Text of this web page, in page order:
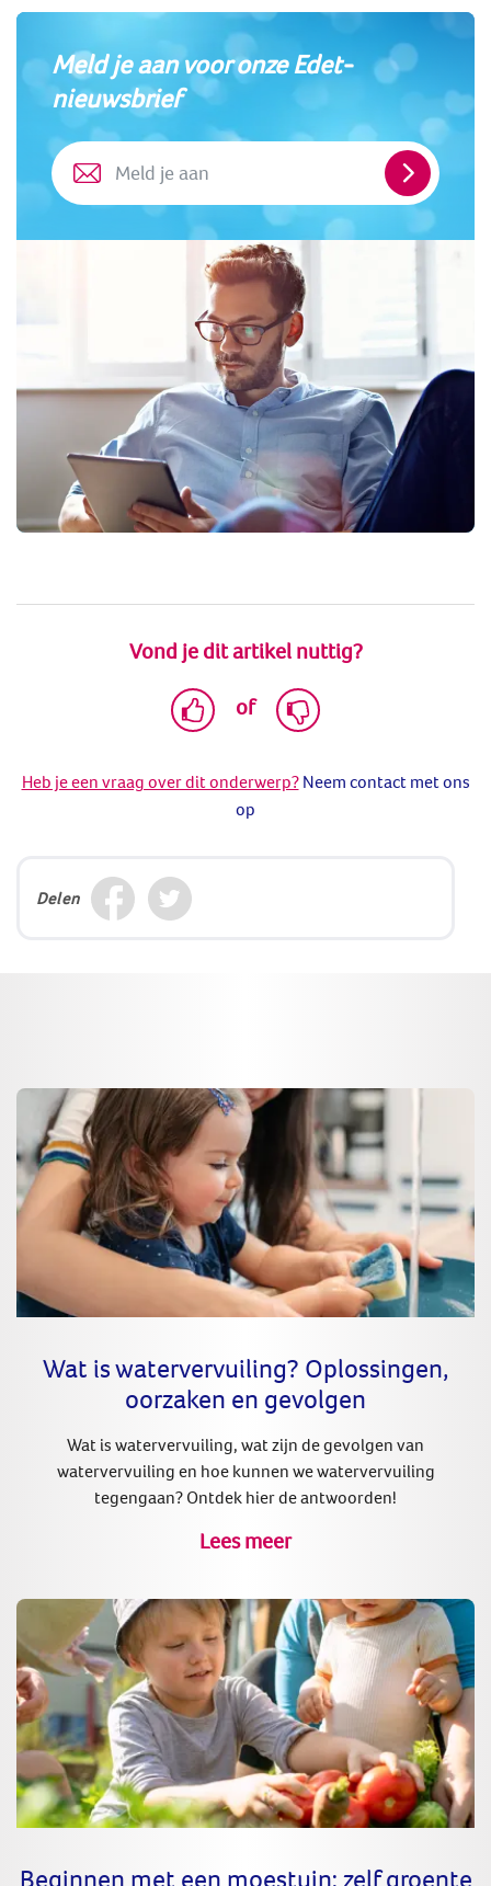
Meld je aan voor onze Edet-
nieuwsbrief
Meld
je
aan
Vond je dit artikel nuttig?
of
Heb je een vraag over dit onderwerp?Neem contact met ons
op
Delen
Wat is watervervuiling? Oplossingen,
oorzaken en gevolgen
Wat is watervervuiling, wat zijn de gevolgen van
watervervuiling en hoe kunnen we watervervuiling
tegengaan? Ontdek hier de antwoorden!
Lees meer
Beginnen met een moestuin: zelf groente